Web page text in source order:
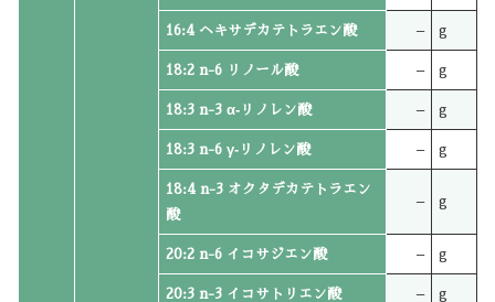
16:4 ヘキサデカテトラエン酸 – g
18:2 n-6 リノール酸 – g
18:3 n-3 α‐リノレン酸 – g
18:3 n-6 γ‐リノレン酸 – g
18:4 n-3 オクタデカテトラエン
酸
– g
20:2 n-6 イコサジエン酸 – g
20:3 n-3 イコサトリエン酸 – g